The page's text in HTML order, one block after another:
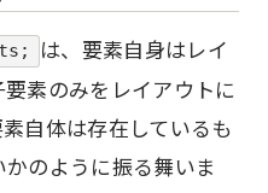
は、要素自身はレイ
素のみをレイアウトに
自体は存在しているも
のように振る舞いま